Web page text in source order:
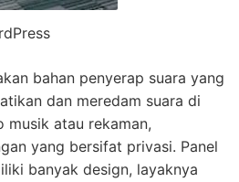
bahan penyerap suara yang
dan meredam suara di
musik atau rekaman,
yang bersifat privasi. Panel
banyak design, layaknya